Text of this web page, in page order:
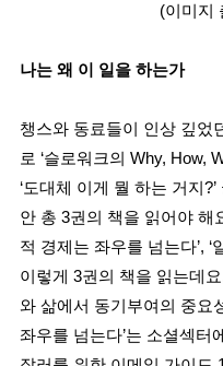
(이미지
나는 왜 이 일을 하는가
챙스와 동료들이 인상 깊었
로 ‘슬로워크의 Why, How,
‘도대체 이게 뭘 하는 거지
안 총 3권의 책을 읽어야 해
적 경제는 좌우를 넘는다’,
이렇게 3권의 책을 읽는데
와 삶에서 동기부여의 중요
좌우를 넘는다’는 소셜섹터